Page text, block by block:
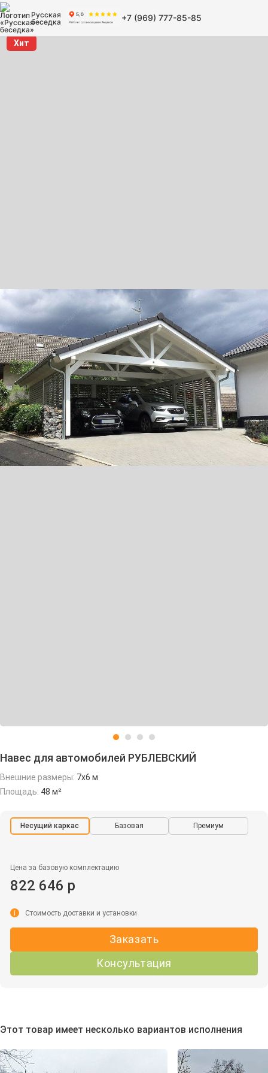
Русская
беседка
+7 (969) 777-85-85
Хит
Навес для автомобилей РУБЛЕВСКИЙ
Внешние размеры: 7х6 м
Площадь: 48 м²
Несущий каркас Базовая Премиум
Цена за базовую комплектацию
822 646 р
Заказать
Консультация
i Стоимость доставки и установки
Этот товар имеет несколько вариантов исполнения